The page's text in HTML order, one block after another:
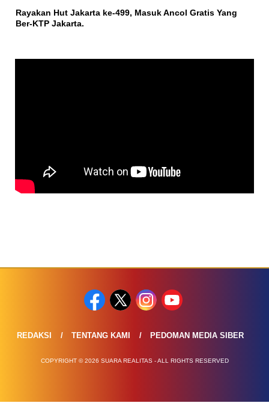
Rayakan Hut Jakarta ke-499, Masuk Ancol Gratis Yang
Ber-KTP Jakarta.
REDAKSI TENTANG KAMI PEDOMAN MEDIA SIBER
COPYRIGHT © 2026 SUARA REALITAS - ALL RIGHTS RESERVED